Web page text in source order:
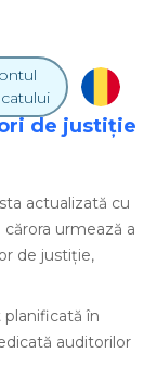
de justiţie
actualizată cu
urmează a
de justiţie,
în
auditorilor